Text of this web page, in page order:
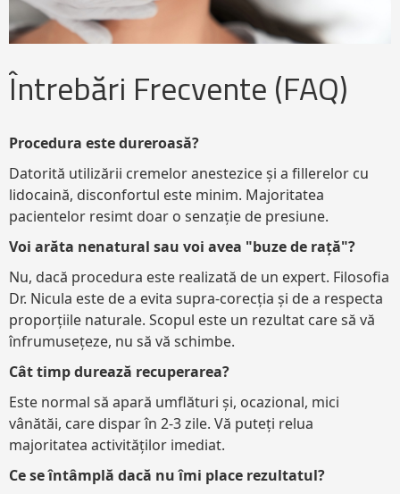
Întrebări Frecvente (FAQ)
Procedura este dureroasă?
Datorită utilizării cremelor anestezice și a fillerelor cu
lidocaină, disconfortul este minim. Majoritatea
pacientelor resimt doar o senzație de presiune.
Voi arăta nenatural sau voi avea "buze de rață"?
Nu, dacă procedura este realizată de un expert. Filosofia
Dr. Nicula este de a evita supra-corecția și de a respecta
proporțiile naturale. Scopul este un rezultat care să vă
înfrumusețeze, nu să vă schimbe.
Cât timp durează recuperarea?
Este normal să apară umflături și, ocazional, mici
vânătăi, care dispar în 2-3 zile. Vă puteți relua
majoritatea activităților imediat.
Ce se întâmplă dacă nu îmi place rezultatul?